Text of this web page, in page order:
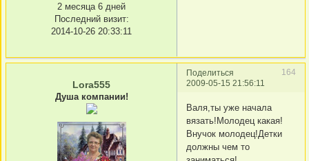
2 месяца 6 дней
Последний визит:
2014-10-26 20:33:11
Поделиться
164
2009-05-15 21:56:11
Lora555
Душа компании!
Валя,ты уже начала
вязать!Молодец какая!
Внучок молодец!Детки
должны чем то